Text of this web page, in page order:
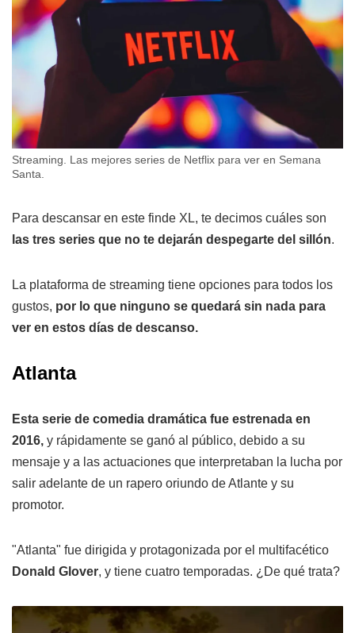
Streaming. Las mejores series de Netflix para ver en Semana
Santa.
Para descansar en este finde XL, te decimos cuáles son
las tres series que no te dejarán despegarte del sillón.
La plataforma de streaming tiene opciones para todos los
gustos, por lo que ninguno se quedará sin nada para
ver en estos días de descanso.
Atlanta
Esta serie de comedia dramática fue estrenada en
2016, y rápidamente se ganó al público, debido a su
mensaje y a las actuaciones que interpretaban la lucha por
salir adelante de un rapero oriundo de Atlante y su
promotor.
"Atlanta" fue dirigida y protagonizada por el multifacético
Donald Glover, y tiene cuatro temporadas. ¿De qué trata?